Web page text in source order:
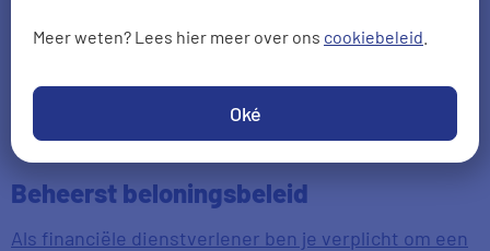
Meer weten? Lees hier meer over ons cookiebeleid
Oké
verschillende producten en diensten. Voor onze
(consumptief krediet) is Pricewise een financiële
dienstverlener.
Beheerst beloningsbeleid
Als financiële dienstverlener ben je verplicht om een